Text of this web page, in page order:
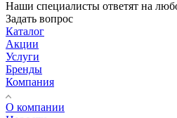
Наши специалисты ответят на
Задать вопрос
Каталог
Акции
Услуги
Бренды
Компания
О компании